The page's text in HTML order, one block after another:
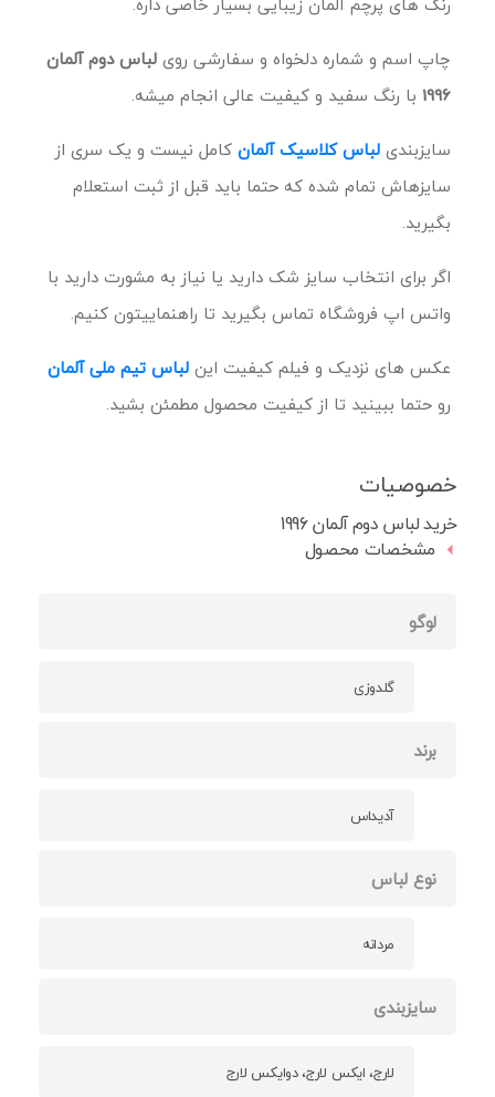
چاپ اسم و شماره دلخواه و سفارشی رویلباس دوم آلمان
1996 با رنگ سفید و کیفیت عالی انجام میشه.
سایزبندیلباس کلاسیک آلمانکامل نیست و یک سری از
سایزهاش تمام شده که حتما باید قبل از ثبت استعلام
بگیرید.
اگر برای انتخاب سایز شک دارید یا نیاز به مشورت دارید با
واتس اپ فروشگاه تماس بگیرید تا راهنماییتون کنیم.
عکس های نزدیک و فیلم کیفیت اینلباس تیم ملی آلمان
رو حتما ببینید تا از کیفیت محصول مطمئن بشید.
خصوصیات
خرید لباس دوم آلمان 1996
مشخصات محصول
لوگو
گلدوزی
برند
آدیداس
نوع لباس
مردانه
سایزبندی
لارج، ایکس لارج، دوایکس لارج